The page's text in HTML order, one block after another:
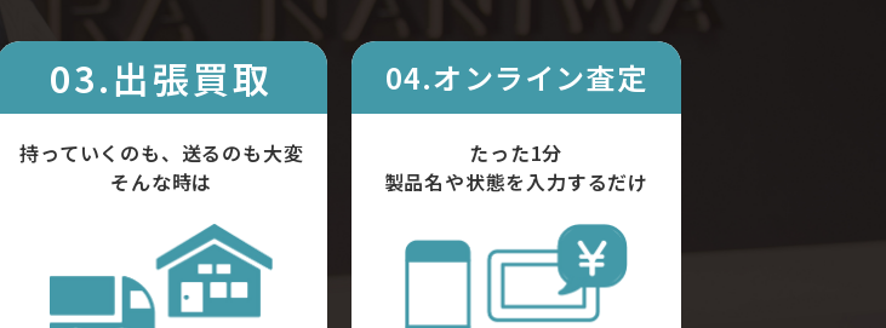
03.出張買取
持っていくのも、送るのも大変
そんな時は
04.オンライン査定
たった1分
製品名や状態を入力するだけ